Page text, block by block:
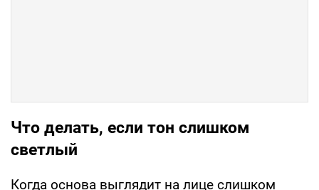
Что делать, если тон слишком
светлый
Когда основа выглядит на лице слишком